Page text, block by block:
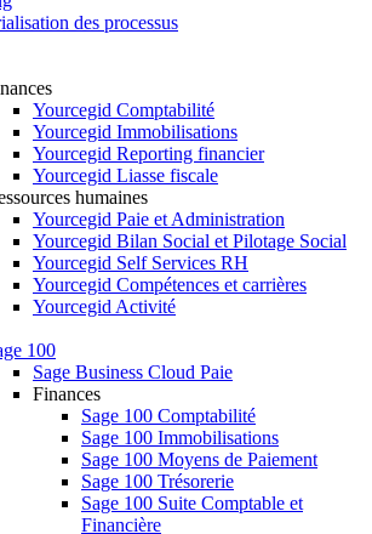
des processus
Yourcegid Comptabilité
Yourcegid Immobilisations
Yourcegid Reporting financier
Yourcegid Liasse fiscale
humaines
Yourcegid Paie et Administration
Yourcegid Bilan Social et Pilotage Social
Yourcegid Self Services RH
Yourcegid Compétences et carrières
Yourcegid Activité
100
Sage Business Cloud Paie
Finances
Sage 100 Comptabilité
Sage 100 Immobilisations
Sage 100 Moyens de Paiement
Sage 100 Trésorerie
Sage 100 Suite Comptable et
Financière